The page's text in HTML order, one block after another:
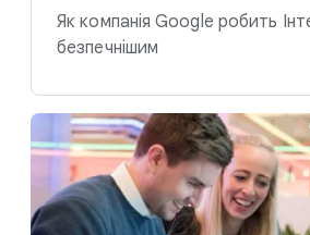
Як компанія Google робить
безпечнішим